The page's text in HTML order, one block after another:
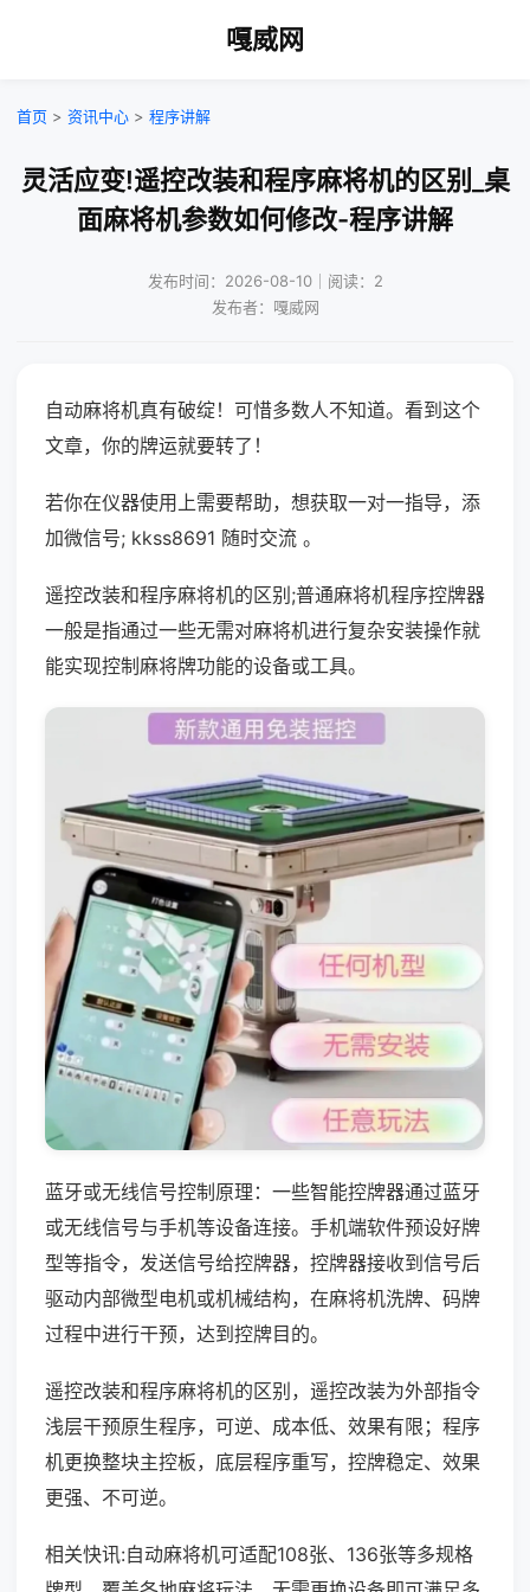
嘎威网
首页 > 资讯中心 > 程序讲解
灵活应变!遥控改装和程序麻将机的区别_桌
面麻将机参数如何修改-程序讲解
发布时间：2026-08-10｜阅读：2
发布者：嘎威网
自动麻将机真有破绽！可惜多数人不知道。看到这个
文章，你的牌运就要转了！
若你在仪器使用上需要帮助，想获取一对一指导，添
加微信号; kkss8691 随时交流 。
遥控改装和程序麻将机的区别;普通麻将机程序控牌器
一般是指通过一些无需对麻将机进行复杂安装操作就
能实现控制麻将牌功能的设备或工具。
蓝牙或无线信号控制原理：一些智能控牌器通过蓝牙
或无线信号与手机等设备连接。手机端软件预设好牌
型等指令，发送信号给控牌器，控牌器接收到信号后
驱动内部微型电机或机械结构，在麻将机洗牌、码牌
过程中进行干预，达到控牌目的。
遥控改装和程序麻将机的区别，遥控改装为外部指令
浅层干预原生程序，可逆、成本低、效果有限；程序
机更换整块主控板，底层程序重写，控牌稳定、效果
更强、不可逆。
相关快讯:自动麻将机可适配108张、136张等多规格